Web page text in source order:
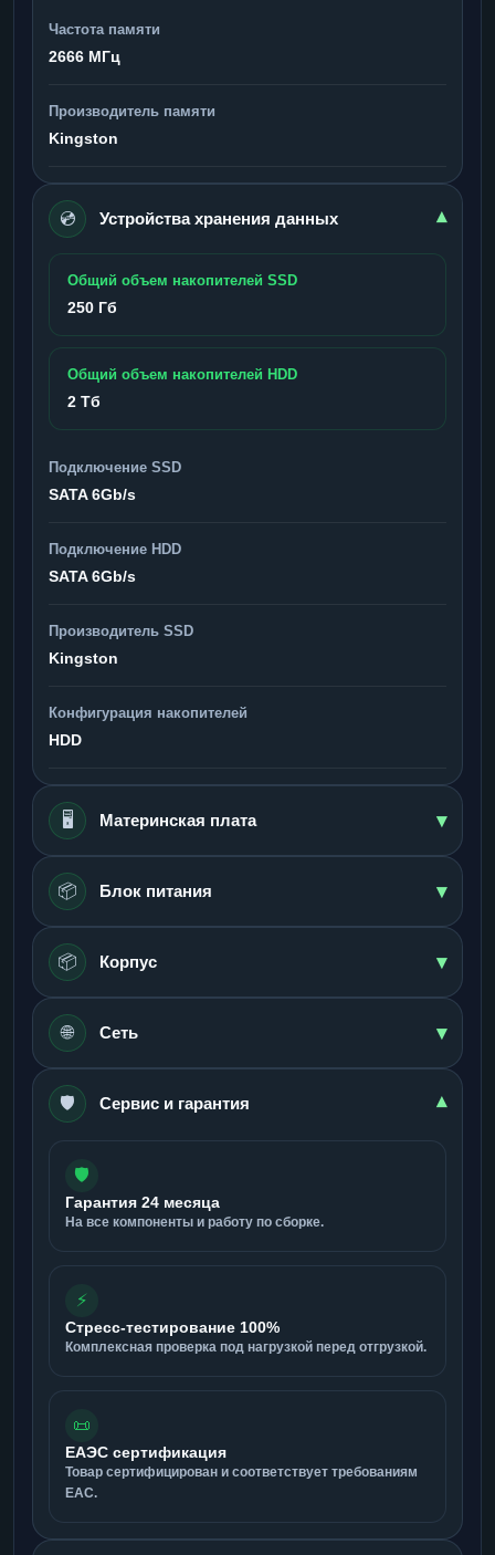
Частота памяти
2666 МГц
Производитель памяти
Kingston
💿 Устройства хранения данных ▾
Общий объем накопителей SSD
250 Гб
Общий объем накопителей HDD
2 Тб
Подключение SSD
SATA 6Gb/s
Подключение HDD
SATA 6Gb/s
Производитель SSD
Kingston
Конфигурация накопителей
HDD
🖥️ Материнская плата ▾
📦 Блок питания ▾
📦 Корпус ▾
🌐 Сеть ▾
🛡️ Сервис и гарантия ▾
🛡️
Гарантия 24 месяца
На все компоненты и работу по сборке.
⚡
Стресс-тестирование 100%
Комплексная проверка под нагрузкой перед отгрузкой.
📜
ЕАЭС сертификация
Товар сертифицирован и соответствует требованиям
ЕАС.